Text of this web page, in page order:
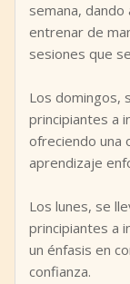
semana,
entrenar de
sesiones que
Los domingos,
principiantes a
ofreciendo una
aprendizaje
Los lunes, se
principiantes a
un énfasis en
confianza.